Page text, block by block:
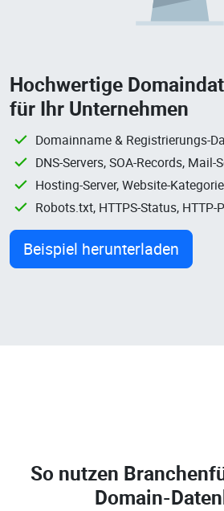
Hochwertige
für Ihr Unternehmen
Domainname & Registrierungs-
DNS-Servers, SOA-Records, Mail-
Hosting-Server, Website-
Robots.txt, HTTPS-Status,
Beispiel herunterladen
So nutzen
Domain-